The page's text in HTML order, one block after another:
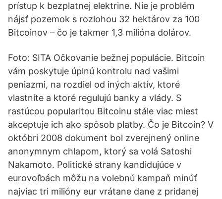
prístup k bezplatnej elektrine. Nie je problém
nájsť pozemok s rozlohou 32 hektárov za 100
Bitcoinov – čo je takmer 1,3 milióna dolárov.
Foto: SITA Očkovanie bežnej populácie. Bitcoin
vám poskytuje úplnú kontrolu nad vašimi
peniazmi, na rozdiel od iných aktív, ktoré
vlastníte a ktoré regulujú banky a vlády. S
rastúcou popularitou Bitcoinu stále viac miest
akceptuje ich ako spôsob platby. Čo je Bitcoin? V
októbri 2008 dokument bol zverejnený online
anonymnym chlapom, ktorý sa volá Satoshi
Nakamoto. Politické strany kandidujúce v
eurovoľbách môžu na volebnú kampaň minúť
najviac tri milióny eur vrátane dane z pridanej